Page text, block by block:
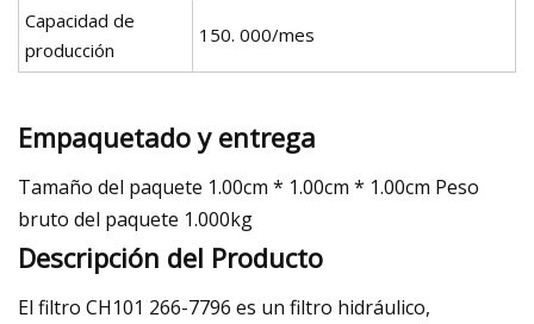
Capacidad de
producción
150. 000/mes
Empaquetado y entrega
Tamaño del paquete 1.00cm * 1.00cm * 1.00cm Peso
bruto del paquete 1.000kg
Descripción del Producto
El filtro CH101 266-7796 es un filtro hidráulico,